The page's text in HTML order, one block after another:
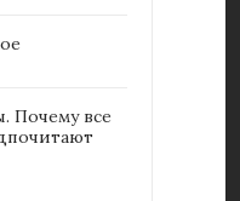
Почему все